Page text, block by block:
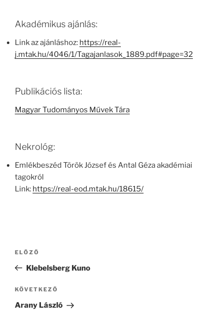
Akadémikus ajánlás:
Link az ajánláshoz: https://real-
j.mtak.hu/4046/1/Tagajanlasok_1889.pdf#page=32
Publikációs lista:
Magyar Tudományos Művek Tára
Nekrológ:
Emlékbeszéd Török József és Antal Géza akadémiai
tagokról
Link: https://real-eod.mtak.hu/18615/
Bejegyzés
Korábbi
bejegyzés
ELŐZŐ
Klebelsberg Kuno
Következő
bejegyzés
KÖVETKEZŐ
Arany László